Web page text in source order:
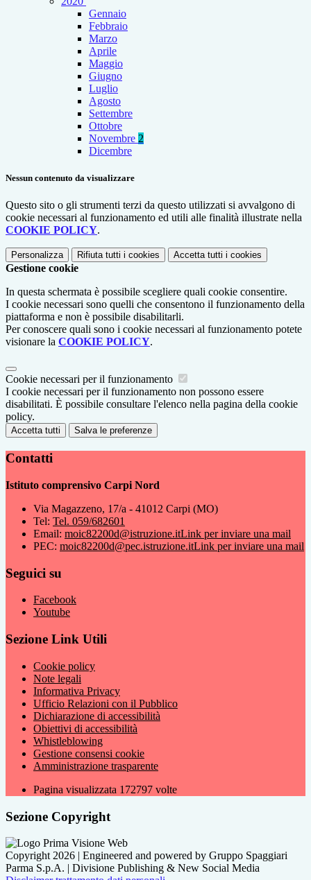
Gennaio
Febbraio
Marzo
Aprile
Maggio
Giugno
Luglio
Agosto
Settembre
Ottobre
Novembre 2
Dicembre
Nessun contenuto da visualizzare
Questo sito o gli strumenti terzi da questo utilizzati si avvalgono di
cookie necessari al funzionamento ed utili alle finalità illustrate nella
COOKIE POLICY.
Personalizza Rifiuta tutti i cookies Accetta tutti i cookies
Gestione cookie
In questa schermata è possibile scegliere quali cookie consentire.
I cookie necessari sono quelli che consentono il funzionamento della
piattaforma e non è possibile disabilitarli.
Per conoscere quali sono i cookie necessari al funzionamento potete
visionare la COOKIE POLICY.
Cookie necessari per il funzionamento
I cookie necessari per il funzionamento non possono essere
disabilitati. È possibile consultare l'elenco nella pagina della cookie
policy.
Accetta tutti Salva le preferenze
Contatti
Istituto comprensivo Carpi Nord
Via Magazzeno, 17/a - 41012 Carpi (MO)
Tel: Tel. 059/682601
Email: moic82200d@istruzione.itLink per inviare una mail
PEC: moic82200d@pec.istruzione.itLink per inviare una mail
Seguici su
Facebook
Youtube
Sezione Link Utili
Cookie policy
Note legali
Informativa Privacy
Ufficio Relazioni con il Pubblico
Dichiarazione di accessibilità
Obiettivi di accessibilità
Whistleblowing
Gestione consensi cookie
Amministrazione trasparente
Pagina visualizzata 172797 volte
Sezione Copyright
Copyright 2026 | Engineered and powered by Gruppo Spaggiari
Parma S.p.A. | Divisione Publishing & New Social Media